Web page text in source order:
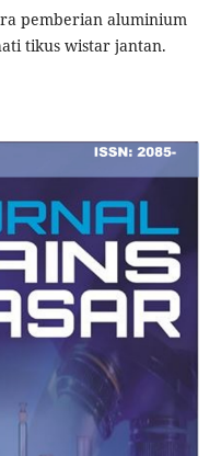
pemberian aluminium
tikus wistar jantan.